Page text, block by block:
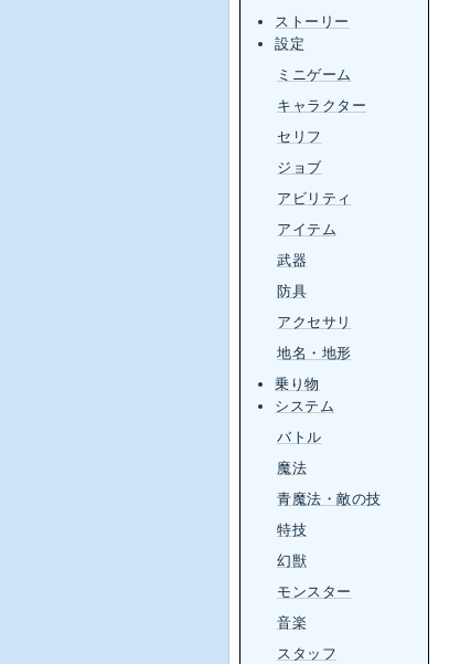
ストーリー
設定
ミニゲーム
キャラクター
セリフ
ジョブ
アビリティ
アイテム
武器
防具
アクセサリ
地名・地形
乗り物
システム
バトル
魔法
青魔法・敵の技
特技
幻獣
モンスター
音楽
スタッフ